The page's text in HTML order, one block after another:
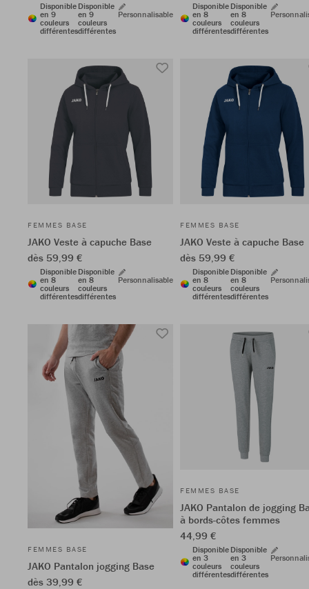
Disponible
en 9
couleurs
différentes
Disponible
en 9
couleurs
différentes
Personnalisable
Disponible
en 8
couleurs
différentes
Disponible
en 8
couleurs
différentes
FEMMES BASE
JAKO Veste à capuche Base
dès 59,99 €
Disponible
en 8
couleurs
différentes
Disponible
en 8
couleurs
différentes
Personnalisable
FEMMES BASE
JAKO Veste à capuche Base
dès 59,99 €
Disponible
en 8
couleurs
différentes
Disponible
en 8
couleurs
différentes
FEMMES BASE
JAKO Pantalon jogging Base
dès 39,99 €
FEMMES BASE
JAKO Pantalon de jogging
à bords-côtes femmes
44,99 €
Disponible
en 3
couleurs
différentes
Disponible
en 3
couleurs
différentes